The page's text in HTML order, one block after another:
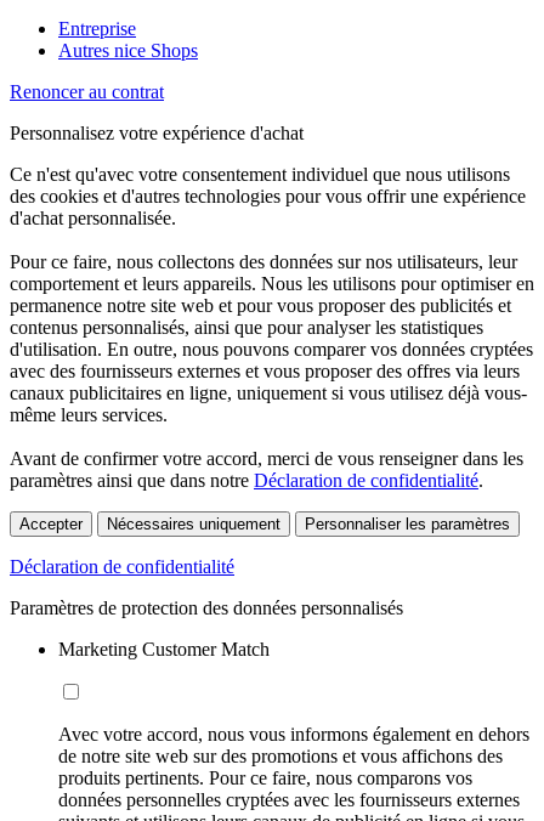
Entreprise
Autres nice Shops
Renoncer au contrat
Personnalisez votre expérience d'achat
Ce n'est qu'avec votre consentement individuel que nous utilisons
des cookies et d'autres technologies pour vous offrir une expérience
d'achat personnalisée.
Pour ce faire, nous collectons des données sur nos utilisateurs, leur
comportement et leurs appareils. Nous les utilisons pour optimiser en
permanence notre site web et pour vous proposer des publicités et
contenus personnalisés, ainsi que pour analyser les statistiques
d'utilisation. En outre, nous pouvons comparer vos données cryptées
avec des fournisseurs externes et vous proposer des offres via leurs
canaux publicitaires en ligne, uniquement si vous utilisez déjà vous-
même leurs services.
Avant de confirmer votre accord, merci de vous renseigner dans les
paramètres ainsi que dans notre Déclaration de confidentialité.
Accepter Nécessaires uniquement Personnaliser les paramètres
Déclaration de confidentialité
Paramètres de protection des données personnalisés
Marketing Customer Match
Avec votre accord, nous vous informons également en dehors
de notre site web sur des promotions et vous affichons des
produits pertinents. Pour ce faire, nous comparons vos
données personnelles cryptées avec les fournisseurs externes